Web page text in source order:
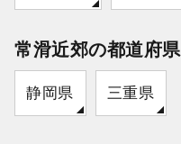
常滑近郊の都道府県
静岡県 三重県